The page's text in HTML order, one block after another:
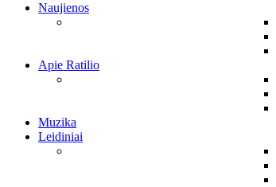
Naujienos
Apie Ratilio
Muzika
Leidiniai